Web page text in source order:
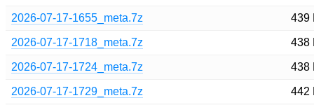
2026-07-17-1655_meta.7z 439
2026-07-17-1718_meta.7z 438
2026-07-17-1724_meta.7z 438
2026-07-17-1729_meta.7z 442